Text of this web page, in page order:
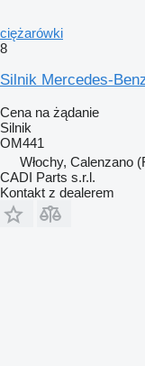
ciężarówki
8
Silnik Mercedes-
Cena na żądanie
Silnik
OM441
Włochy, Calenzano
CADI Parts s.r.l.
Kontakt z dealerem